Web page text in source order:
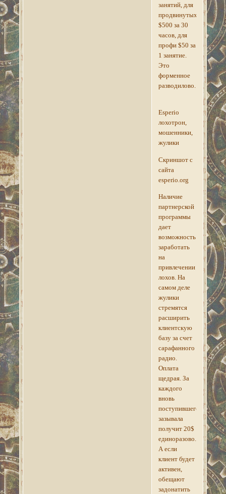
занятий, для
продвинутых
$500 за 30
часов, для
профи $50 за
1 занятие.
Это
форменное
разводилово.
Esperio
лохотрон,
мошенники,
жулики
Скриншот с
сайта
esperio.org
Наличие
партнерской
программы
дает
возможность
заработать
на
привлечении
лохов. На
самом деле
жулики
стремятся
расширить
клиентскую
базу за счет
сарафанного
радио.
Оплата
щедрая. За
каждого
вновь
поступившего
зазывала
получит 20$
единоразово.
А если
клиент будет
активен,
обещают
задонатить